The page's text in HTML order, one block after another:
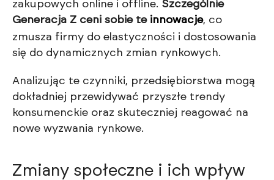
zakupowych online i offline. Szczególnie
Generacja Z ceni sobie te innowacje, co
zmusza firmy do elastyczności i dostosowania
się do dynamicznych zmian rynkowych.
Analizując te czynniki, przedsiębiorstwa mogą
dokładniej przewidywać przyszłe trendy
konsumenckie oraz skuteczniej reagować na
nowe wyzwania rynkowe.
Zmiany społeczne i ich wpływ